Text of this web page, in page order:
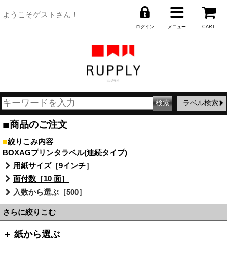
ようこそゲストさん！
CART
メニュー
ログイン
ラベル検索
■商品のご注文
■絞りこみ内容
BOXAGプリンタラベル(連続タイプ)
用紙サイズ［9インチ］
面付数［10 面］
入数から選ぶ［500］
さらに絞りこむ
＋ 紙から選ぶ